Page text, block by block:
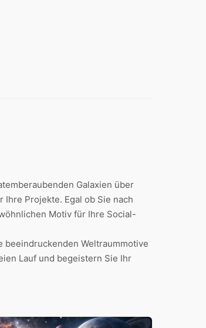
Galaxien über
Ihre Projekte. Egal ob Sie nach
Motiv für Ihre Social-
Weltraummotive
Lauf und begeistern Sie Ihr